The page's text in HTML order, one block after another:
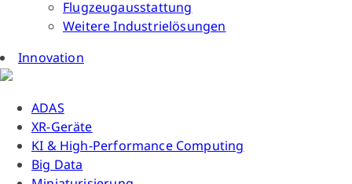
Flugzeugausstattung
Weitere Industrielösungen
Innovation
ADAS
XR-Geräte
KI & High-Performance Computing
Big Data